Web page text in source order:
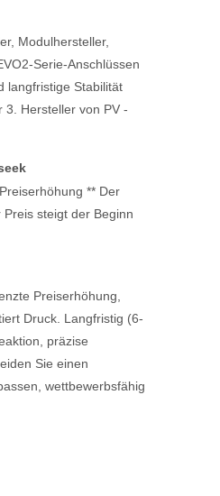
Modulhersteller,
Serie-Anschlüssen
langfristige Stabilität
3. Hersteller von PV -
** Der
steigt der Beginn
Preiserhöhung,
Druck. Langfristig (6-
präzise
Sie einen
wettbewerbsfähig